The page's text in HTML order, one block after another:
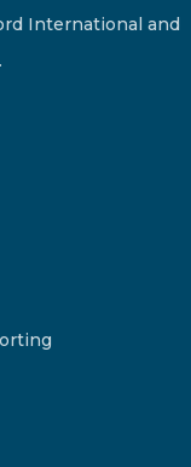
International and